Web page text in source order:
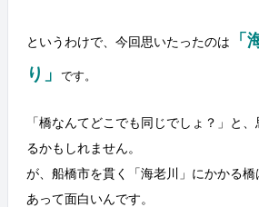
というわけで、今回思いたったのは
「
り」
です。
「橋なんてどこでも同じでしょ？」と
るかもしれません。
が、船橋市を貫く「海老川」にかかる
あって面白いんです。